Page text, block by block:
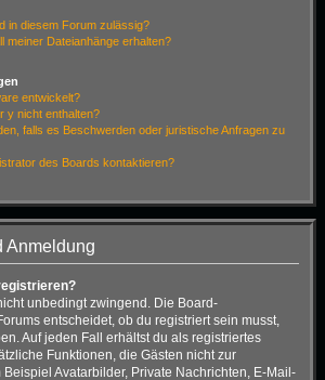
in diesem Forum zulässig?
meiner Dateianhänge erhalten?
entwickelt?
y nicht enthalten?
falls es Beschwerden oder juristische Anfragen zu
des Boards kontaktieren?
Anmeldung
unbedingt zwingend. Die Board-
entscheidet, ob du registriert sein musst,
Auf jeden Fall erhältst du als registriertes
Funktionen, die Gästen nicht zur
Avatarbilder, Private Nachrichten, E-Mail-